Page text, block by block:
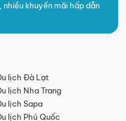
khuyến mãi hấp dẫn
lịch Đà Lạt
lịch Nha Trang
lịch Sapa
lịch Phú Quốc